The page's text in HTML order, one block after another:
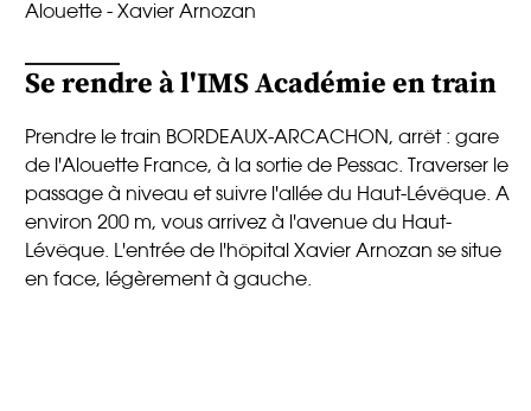
Alouette - Xavier Arnozan
Se rendre à l'IMS Académie en train
Prendre le train BORDEAUX-ARCACHON, arrêt : gare
de l'Alouette France, à la sortie de Pessac. Traverser le
passage à niveau et suivre l'allée du Haut-Lévêque. A
environ 200 m, vous arrivez à l'avenue du Haut-
Lévêque. L'entrée de l'hôpital Xavier Arnozan se situe
en face, légèrement à gauche.